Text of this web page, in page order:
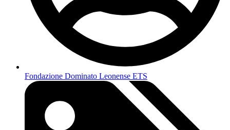
Fondazione Dominato Leonense ETS